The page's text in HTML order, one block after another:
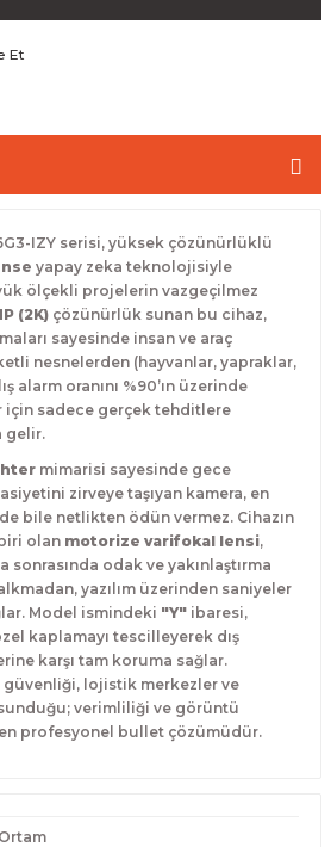
Et
IZY serisi, yüksek çözünürlüklü
yapay zeka teknolojisiyle
ölçekli projelerin vazgeçilmez
(2K) çözünürlük sunan bu cihaz,
sayesinde insan ve araç
nesnelerden (hayvanlar, yapraklar,
alarm oranını %90’ın üzerinde
için sadece gerçek tehditlere
gelir.
mimarisi sayesinde gece
zirveye taşıyan kamera, en
bile netlikten ödün vermez. Cihazın
olan motorize varifokal lensi,
sonrasında odak ve yakınlaştırma
yazılım üzerinden saniyeler
Model ismindeki "Y" ibaresi,
kaplamayı tescilleyerek dış
karşı tam koruma sağlar.
güvenliği, lojistik merkezler ve
verimliliği ve görüntü
profesyonel bullet çözümüdür.